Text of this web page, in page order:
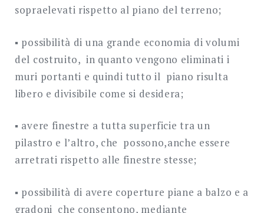
sopraelevati rispetto al piano del terreno;
▪ possibilità di una grande economia di volumi
del costruito, in quanto vengono eliminati i
muri portanti e quindi tutto il piano risulta
libero e divisibile come si desidera;
▪ avere finestre a tutta superficie tra un
pilastro e l’altro, che possono,anche essere
arretrati rispetto alle finestre stesse;
▪ possibilità di avere coperture piane a balzo e a
gradoni che consentono, mediante